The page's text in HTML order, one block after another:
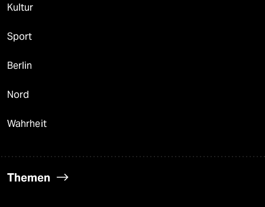
Kultur
Sport
Berlin
Nord
Wahrheit
Themen